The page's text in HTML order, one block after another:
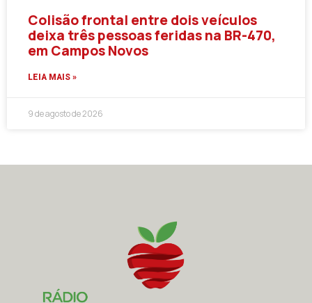
Colisão frontal entre dois veículos
deixa três pessoas feridas na BR-470,
em Campos Novos
LEIA MAIS »
9 de agosto de 2026